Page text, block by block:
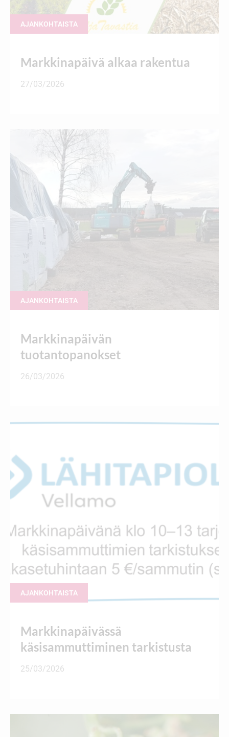
AJANKOHTAISTA
Markkinapäivä alkaa rakentua
27/03/2026
AJANKOHTAISTA
Markkinapäivän
tuotantopanokset
26/03/2026
AJANKOHTAISTA
Markkinapäivässä
käsisammuttiminen tarkistusta
25/03/2026